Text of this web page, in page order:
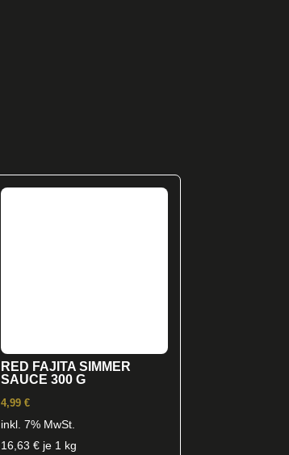
RED FAJITA SIMMER
SAUCE 300 G
4,99€
inkl. 7% MwSt.
16,63€ je 1 kg